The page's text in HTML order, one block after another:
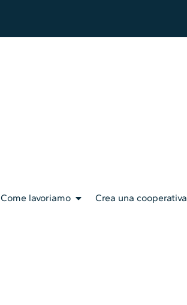
Come lavoriamo Crea una cooperativa